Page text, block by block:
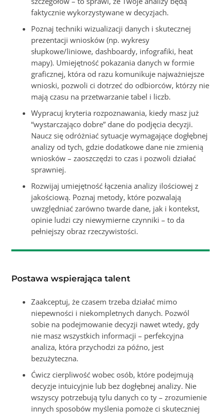
faktycznie wykorzystywane w decyzjach.
Poznaj techniki wizualizacji danych i skutecznej
prezentacji wniosków (np. wykresy
słupkowe/liniowe, dashboardy, infografiki, heat
mapy). Umiejętność pokazania danych w formie
graficznej, która od razu komunikuje najważniejsze
wnioski, pozwoli ci dotrzeć do odbiorców, którzy nie
mają czasu na przetwarzanie tabel i liczb.
Wypracuj kryteria rozpoznawania, kiedy masz już
“wystarczająco dobre” dane do podjęcia decyzji.
Naucz się odróżniać sytuacje wymagające dogłębnej
analizy od tych, gdzie dodatkowe dane nie zmienią
wniosków – zaoszczędzi to czas i pozwoli działać
sprawniej.
Rozwijaj umiejętność łączenia analizy ilościowej z
jakościową. Poznaj metody, które pozwalają
uwzględniać zarówno twarde dane, jak i kontekst,
opinie ludzi czy niewymierne czynniki – to da
pełniejszy obraz rzeczywistości.
Postawa wspierająca talent
Zaakceptuj, że czasem trzeba działać mimo
niepewności i niekompletnych danych. Pozwól
sobie na podejmowanie decyzji nawet wtedy, gdy
nie masz wszystkich informacji – perfekcyjna
analiza, która przychodzi za późno, jest
bezużyteczna.
Ćwicz cierpliwość wobec osób, które podejmują
decyzje intuicyjnie lub bez dogłębnej analizy. Nie
wszyscy potrzebują tylu danych co ty – zrozumienie
innych sposobów myślenia pomoże ci skuteczniej